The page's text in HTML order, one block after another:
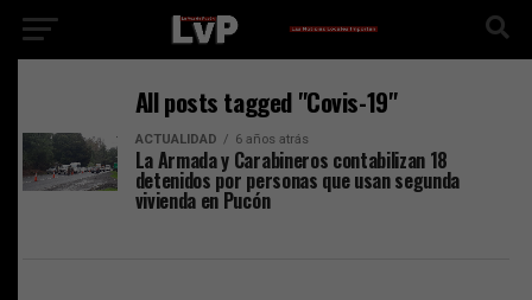
All posts tagged "Covis-19"
ACTUALIDAD 6 años atrás
La Armada y Carabineros contabilizan 18
detenidos por personas que usan segunda
vivienda en Pucón